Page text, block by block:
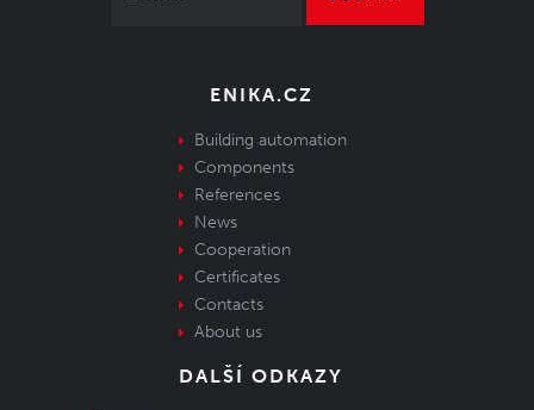
ENIKA.CZ
Building automation
Components
References
News
Cooperation
Certificates
Contacts
About us
DALŠÍ ODKAZY